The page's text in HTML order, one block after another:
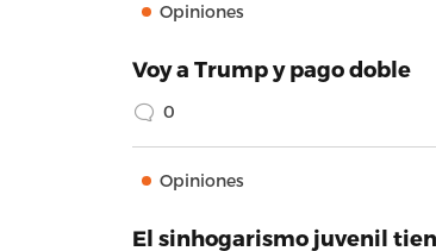
Opiniones
Voy a Trump y pago doble
0
Opiniones
El sinhogarismo juvenil